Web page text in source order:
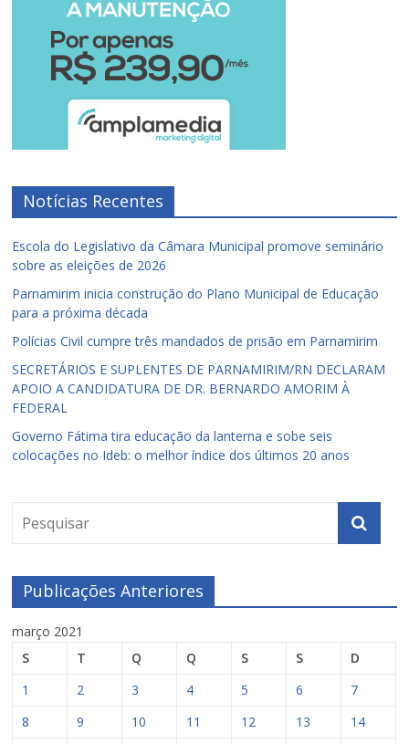
Notícias Recentes
Escola do Legislativo da Câmara Municipal promove seminário
sobre as eleições de 2026
Parnamirim inicia construção do Plano Municipal de Educação
para a próxima década
Polícias Civil cumpre três mandados de prisão em Parnamirim
SECRETÁRIOS E SUPLENTES DE PARNAMIRIM/RN DECLARAM
APOIO A CANDIDATURA DE DR. BERNARDO AMORIM À
FEDERAL
Governo Fátima tira educação da lanterna e sobe seis
colocações no Ideb: o melhor índice dos últimos 20 anos
Publicações Anteriores
março 2021
S
T Q Q S S
D
1
2 3 4 5 6
7
8
9 10 11 12 13
14